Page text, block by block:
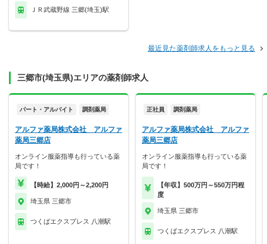
ＪＲ武蔵野線 三郷(埼玉)駅
最近見た薬剤師求人をもっと見る
三郷市(埼玉県)エリアの薬剤師求人
パート・アルバイト 調剤薬局
アルファ薬局株式会社 アルファ
薬局三郷店
オンライン服薬指導も行っている薬
局です！
【時給】2,000円～2,200円
埼玉県 三郷市
つくばエクスプレス 八潮駅
正社員 調剤薬局
アルファ薬局株式会社 アルファ
薬局三郷店
オンライン服薬指導も行っている薬
局です！
【年収】500万円～550万円程
度
埼玉県 三郷市
つくばエクスプレス 八潮駅